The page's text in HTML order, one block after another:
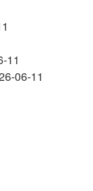
11
06-11